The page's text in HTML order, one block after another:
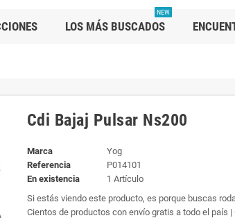
LOS MÁS BUSCADOS
NEW
Cdi Bajaj Pulsar Ns200
Marca
Yog
Referencia
P014101
En existencia
1 Artículo
Si estás viendo este producto, es porque buscas
Cientos de productos con envío gratis a todo el país